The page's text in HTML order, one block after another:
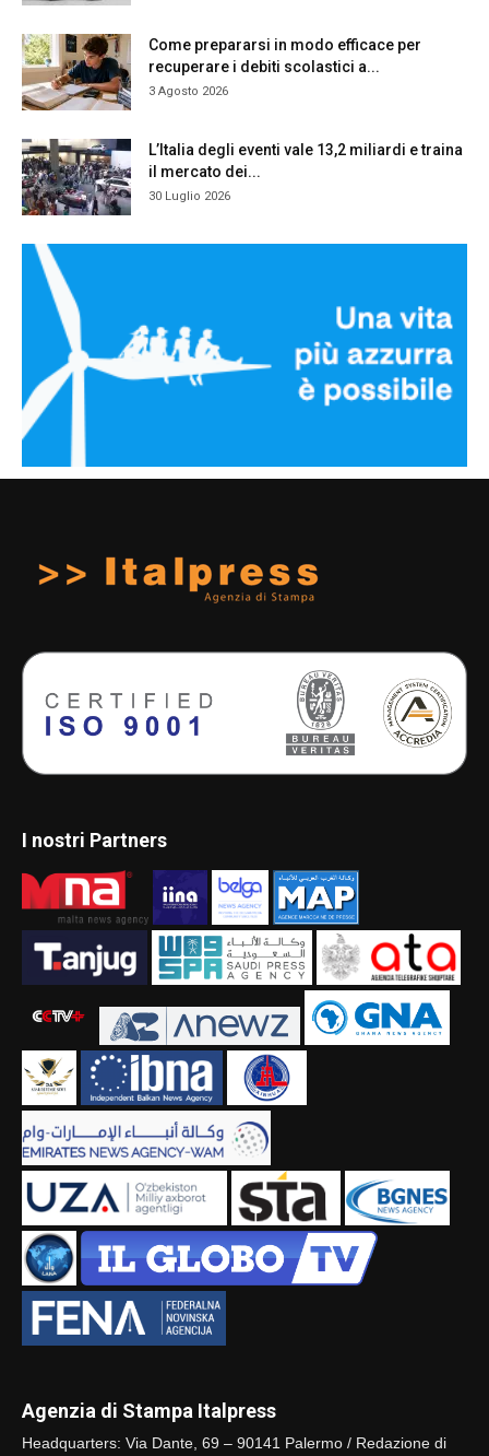
Come prepararsi in modo efficace per
recuperare i debiti scolastici a...
3 Agosto 2026
L’Italia degli eventi vale 13,2 miliardi e traina
il mercato dei...
30 Luglio 2026
I nostri Partners
Agenzia di Stampa Italpress
Headquarters: Via Dante, 69 – 90141 Palermo / Redazione di